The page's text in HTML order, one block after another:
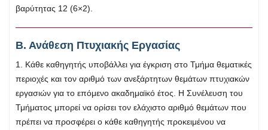
βαρύτητας 12 (6×2).
Β. Ανάθεση Πτυχιακής Εργασίας
1. Κάθε καθηγητής υποβάλλει για έγκριση στο Τμήμα θεματικές
περιοχές και τον αριθμό των ανεξάρτητων θεμάτων πτυχιακών
εργασιών για το επόμενο ακαδημαϊκό έτος. Η Συνέλευση του
Τμήματος μπορεί να ορίσει τον ελάχιστο αριθμό θεμάτων που
πρέπει να προσφέρει ο κάθε καθηγητής προκειμένου να